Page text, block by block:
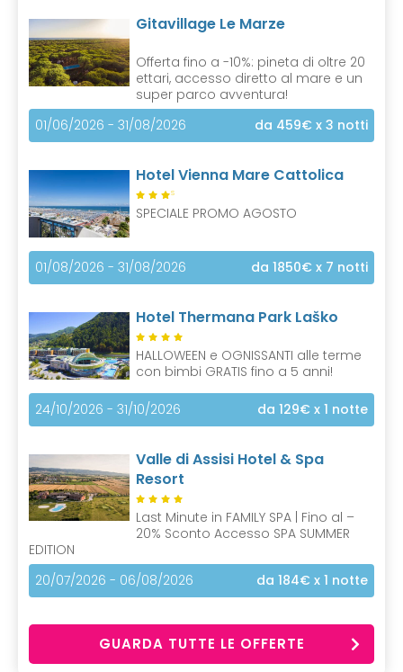
Gitavillage Le Marze
Offerta fino a -10%: pineta di oltre 20
ettari, accesso diretto al mare e un
super parco avventura!
01/06/2026 - 31/08/2026
da 459€ x 3 notti
Hotel Vienna Mare Cattolica
S
SPECIALE PROMO AGOSTO
01/08/2026 - 31/08/2026 da 1850€ x 7 notti
Hotel Thermana Park Laško
HALLOWEEN e OGNISSANTI alle terme
con bimbi GRATIS fino a 5 anni!
24/10/2026 - 31/10/2026 da 129€ x 1 notte
Valle di Assisi Hotel & Spa
Resort
Last Minute in FAMILY SPA | Fino al –
20% Sconto Accesso SPA SUMMER
EDITION
20/07/2026 - 06/08/2026
da 184€ x 1 notte
GUARDA TUTTE LE OFFERTE